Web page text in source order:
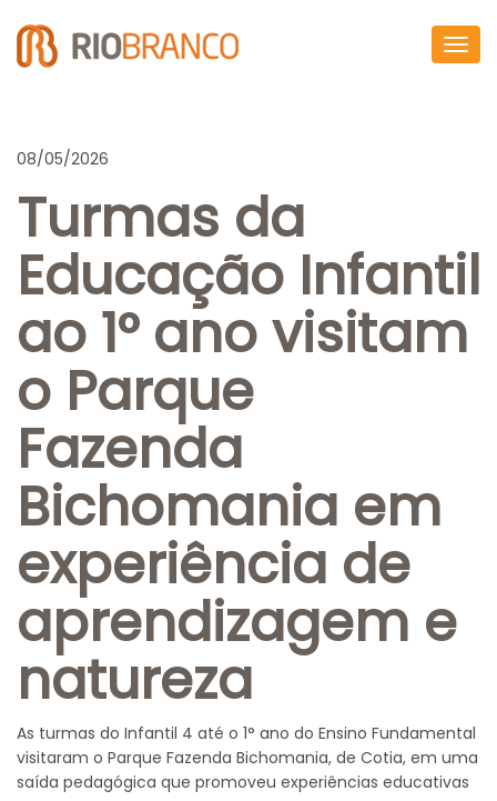
08/05/2026
Turmas da
Educação Infantil
ao 1° ano visitam
o Parque
Fazenda
Bichomania em
experiência de
aprendizagem e
natureza
As turmas do Infantil 4 até o 1° ano do Ensino Fundamental
visitaram o Parque Fazenda Bichomania, de Cotia, em uma
saída pedagógica que promoveu experiências educativas